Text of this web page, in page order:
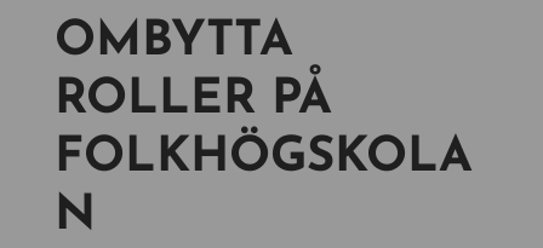
OMBYTTA
ROLLER PÅ
FOLKHÖGSKOLA
N